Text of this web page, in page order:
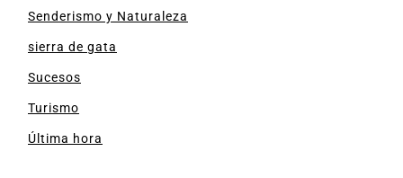
Senderismo y Naturaleza
sierra de gata
Sucesos
Turismo
Última hora